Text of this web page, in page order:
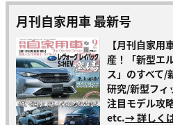
月刊自家用車 最新号
【月刊自家用
産！「新型エ
ス」のすべて/
研究/新型フィ
注目モデル攻
etc.→ 詳しく